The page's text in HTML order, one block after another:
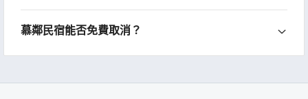
慕鄰民宿能否免費取消？